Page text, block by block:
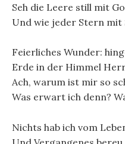
Seh die Leere still mit
Und wie jeder Stern
Feierliches Wunder:
Erde in der Himmel
Ach, warum ist mir so
Was erwart ich denn?
Nichts hab ich vom